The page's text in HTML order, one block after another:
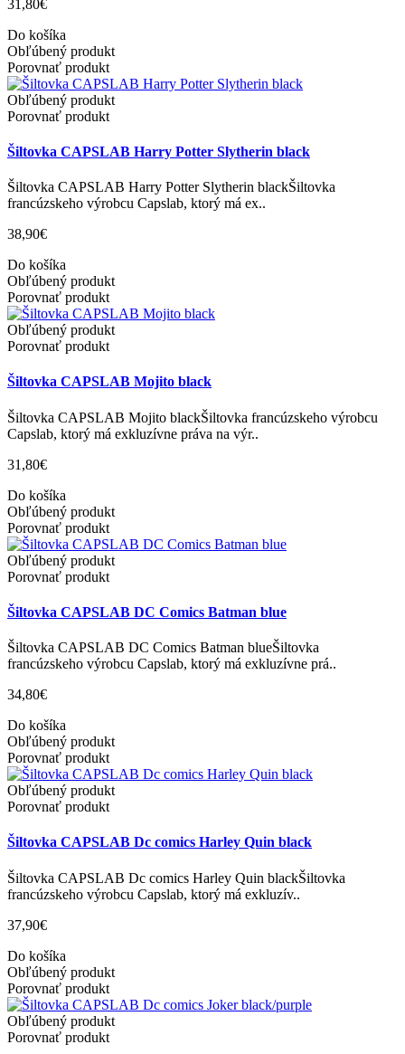
31,80€
Do košíka
Obľúbený produkt
Porovnať produkt
Obľúbený produkt
Porovnať produkt
Šiltovka CAPSLAB Harry Potter Slytherin black
Šiltovka CAPSLAB Harry Potter Slytherin blackŠiltovka
francúzskeho výrobcu Capslab, ktorý má ex..
38,90€
Do košíka
Obľúbený produkt
Porovnať produkt
Obľúbený produkt
Porovnať produkt
Šiltovka CAPSLAB Mojito black
Šiltovka CAPSLAB Mojito blackŠiltovka francúzskeho výrobcu
Capslab, ktorý má exkluzívne práva na výr..
31,80€
Do košíka
Obľúbený produkt
Porovnať produkt
Obľúbený produkt
Porovnať produkt
Šiltovka CAPSLAB DC Comics Batman blue
Šiltovka CAPSLAB DC Comics Batman blueŠiltovka
francúzskeho výrobcu Capslab, ktorý má exkluzívne prá..
34,80€
Do košíka
Obľúbený produkt
Porovnať produkt
Obľúbený produkt
Porovnať produkt
Šiltovka CAPSLAB Dc comics Harley Quin black
Šiltovka CAPSLAB Dc comics Harley Quin blackŠiltovka
francúzskeho výrobcu Capslab, ktorý má exkluzív..
37,90€
Do košíka
Obľúbený produkt
Porovnať produkt
Obľúbený produkt
Porovnať produkt